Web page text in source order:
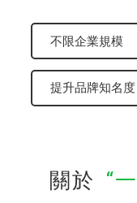
關於